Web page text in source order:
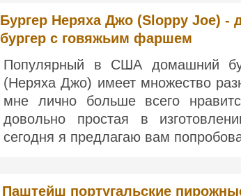
Бургер Неряха Джо (Sloppy Joe) -
бургер с говяжьим фаршем
Популярный в США домашний
(Неряха Джо) имеет множество
мне лично больше всего
довольно простая в
сегодня я предлагаю вам
Паштейш португальские